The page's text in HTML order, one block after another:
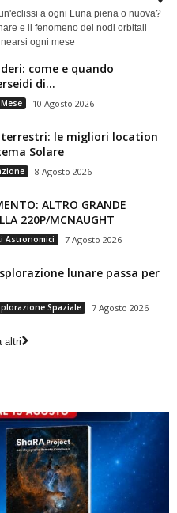
a ogni Luna piena o nuova?
e il fenomeno dei nodi orbitali
ogni mese
come e quando
di...
10 Agosto 2026
le migliori location
Solare
8 Agosto 2026
ALTRO GRANDE
220P/MCNAUGHT
Astronomici 7 Agosto 2026
lunare passa per
Spaziale 7 Agosto 2026
altri